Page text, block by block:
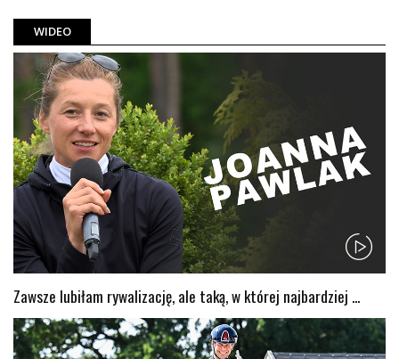
WIDEO
Zawsze lubiłam rywalizację, ale taką, w której najbardziej ...